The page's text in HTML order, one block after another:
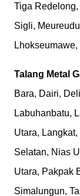
Tiga
Sigli,
Talang Metal
Bara, Dairi,
Labuhanbatu,
Utara,
Selatan, Nias
Utara, Pakpak
Simalungun,